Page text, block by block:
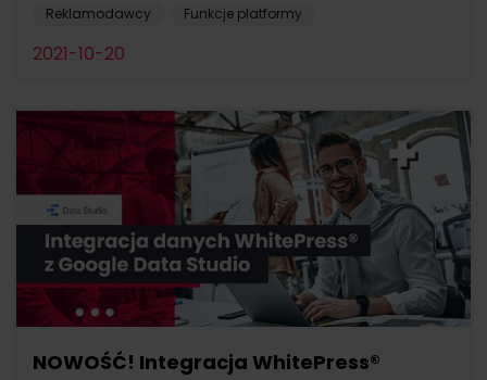
Reklamodawcy Funkcje platformy
2021-10-20
NOWOŚĆ! Integracja WhitePress®